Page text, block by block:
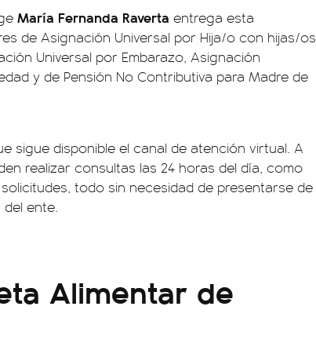
María Fernanda Raverta entrega esta
de Asignación Universal por Hija/o con hijas/os
Universal por Embarazo, Asignación
y de Pensión No Contributiva para Madre de
sigue disponible el canal de atención virtual. A
realizar consultas las 24 horas del día, como
todo sin necesidad de presentarse de
ente.
Alimentar de